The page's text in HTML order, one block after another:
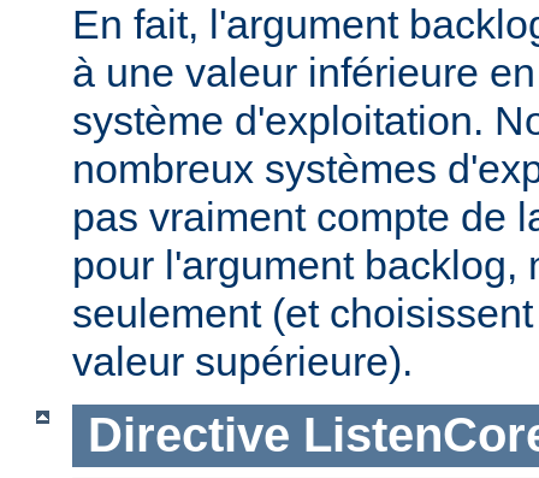
En fait, l'argument
à une valeur inférieure
système d'exploitation.
nombreux systèmes
pas vraiment compte de
pour l'argument backlog,
seulement (et
valeur supérieure).
Directive